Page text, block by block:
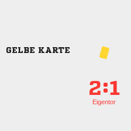
GELBE KARTE
:
Eigentor